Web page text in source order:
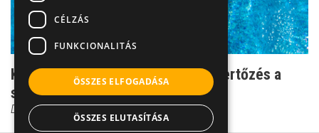
Kockázat a fürdőruhában: gombafertőzés a
strandról
Dr. Tisza Tímea
CÉLZÁS
FUNKCIONALITÁS
ÖSSZES ELFOGADÁSA
ÖSSZES ELUTASÍTÁSA